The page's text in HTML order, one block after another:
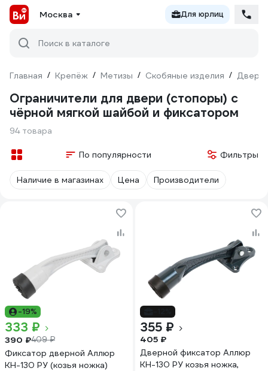
Москва Для юрлиц
Поиск в каталоге
Главная / Крепёж / Метизы / Скобяные изделия /
Ограничители для двери (стопоры) с
чёрной мягкой шайбой и фиксатором
94 товара
По популярности Фильтры
Наличие в магазинах Цена Производители
-19%
333 ₽
390 ₽409 ₽
Фиксатор дверной Аллюр
КН-130 РУ (козья ножка)
355 ₽
405 ₽
Дверной фиксатор Аллюр
КН-130 РУ козья ножка,